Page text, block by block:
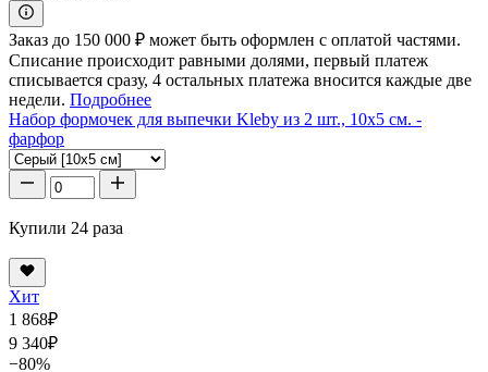
Заказ до 150 000 ₽ может быть оформлен с оплатой частями.
Списание происходит равными долями, первый платеж
списывается сразу, 4 остальных платежа вносится каждые две
недели. Подробнее
Набор формочек для выпечки Kleby из 2 шт., 10x5 см. -
фарфор
Купили 24 раза
Хит
1 868₽
9 340₽
−80%